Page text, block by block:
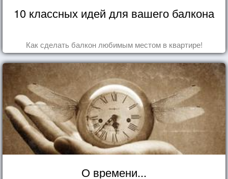
10 классных идей для вашего балкона
Как сделать балкон любимым местом в квартире!
О времени...